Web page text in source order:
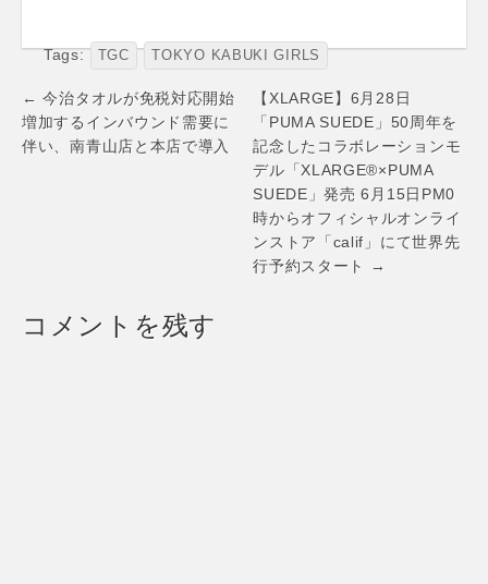
山本涼介、竜星涼
などが登場！アー
ティストには
Dream Amiが決
定！2018年7月21
日（土） 於：富山
ッズ受注販売がス
タート！
「LAWSON
presents 寿美菜子
Zepp Live Tour
2018“emotion”」
ｃｏｓｍｅ
2018」 開催決定
2018年6月16日(土)
＆17日(日) 於：
表参道ヒルズ 本館
B3F スペース オー
Tags: TGC TOKYO KABUKI GIRLS
Post
navigation
← 今治タオルが免税対応開始
増加するインバウンド需要に
伴い、南青山店と本店で導入
【XLARGE】6月28日
「PUMA SUEDE」50周年を
記念したコラボレーションモ
デル「XLARGE®×PUMA
SUEDE」発売 6月15日PM0
時からオフィシャルオンライ
ンストア「calif」にて世界先
行予約スタート →
コメントを残す